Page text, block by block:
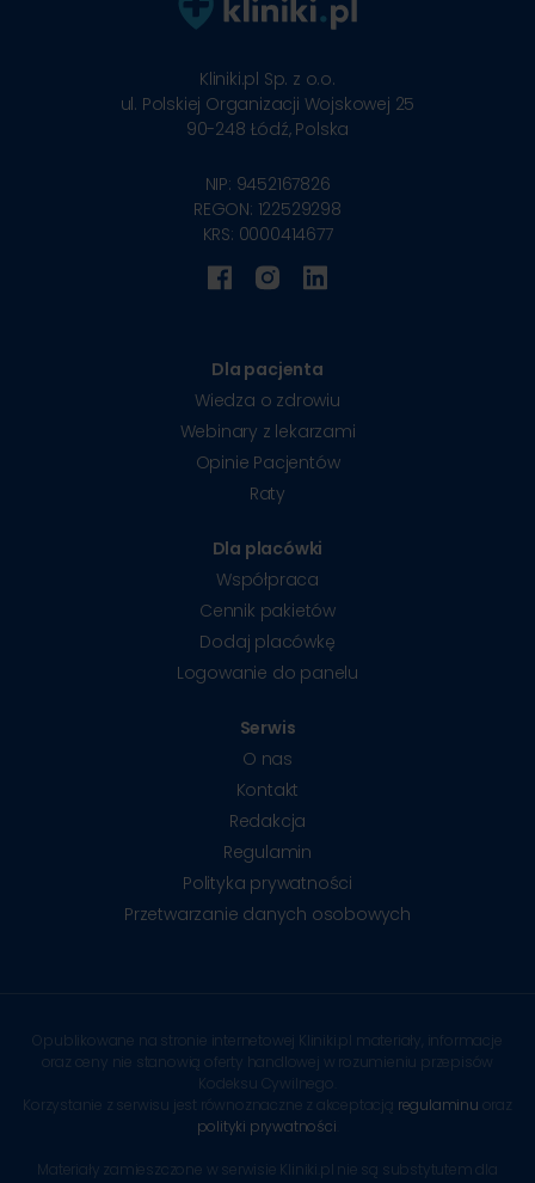
Kliniki.pl Sp. z o.o.
ul. Polskiej Organizacji Wojskowej 25
90-248 Łódź, Polska
NIP: 9452167826
REGON: 122529298
KRS: 0000414677
Dla pacjenta
Wiedza o zdrowiu
Webinary z lekarzami
Opinie Pacjentów
Raty
Dla placówki
Współpraca
Cennik pakietów
Dodaj placówkę
Logowanie do panelu
Serwis
O nas
Kontakt
Redakcja
Regulamin
Polityka prywatności
Przetwarzanie danych osobowych
Opublikowane na stronie internetowej Kliniki.pl materiały, informacje
oraz ceny nie stanowią oferty handlowej w rozumieniu przepisów
Kodeksu Cywilnego.
Korzystanie z serwisu jest równoznaczne z akceptacją regulaminu oraz
polityki prywatności
Materiały zamieszczone w serwisie Kliniki.pl nie są substytutem dla